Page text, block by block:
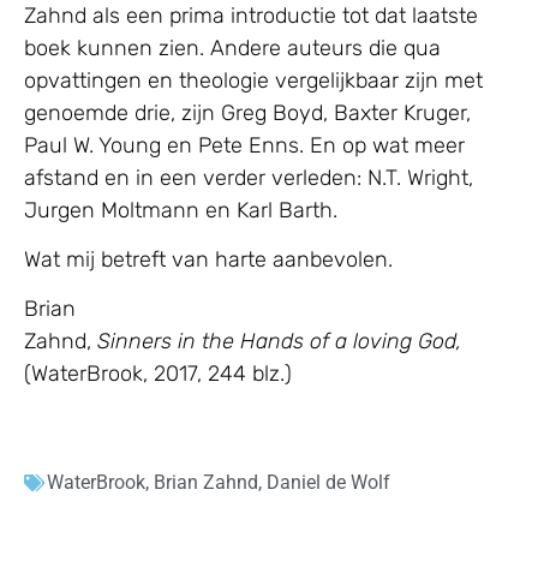
Zahnd als een prima introductie tot dat laatste
boek kunnen zien. Andere auteurs die qua
opvattingen en theologie vergelijkbaar zijn met
genoemde drie, zijn Greg Boyd, Baxter Kruger,
Paul W. Young en Pete Enns. En op wat meer
afstand en in een verder verleden: N.T. Wright,
Jurgen Moltmann en Karl Barth.
Wat mij betreft van harte aanbevolen.
Brian
Zahnd, Sinners in the Hands of a loving God,
(WaterBrook, 2017, 244 blz.)
WaterBrook, Brian Zahnd, Daniel de Wolf